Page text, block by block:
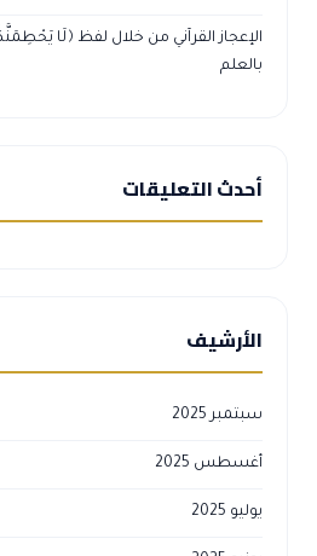
الإعجاز القرآني من خلال لفظ ﴿لَا
بالعلم
أحدث التعليقات
الأرشيف
سبتمبر 2025
أغسطس 2025
يوليو 2025